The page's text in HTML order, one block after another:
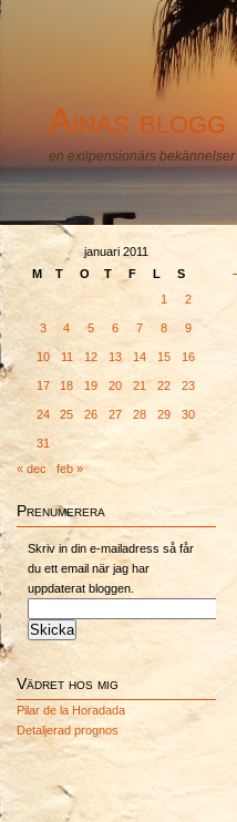
Ainas blogg
en exilpensionärs bekännelser
januari 2011
M
T O T F L
S
1
2
3 4 5 6 7 8 9
10 11 12 13 14 15 16
17 18 19 20 21 22 23
24 25 26 27 28 29 30
31
« dec
feb »
Prenumerera
Skriv in din e-mailadress så får
du ett email när jag har
uppdaterat bloggen.
Vädret hos mig
Pilar de la Horadada
Detaljerad prognos